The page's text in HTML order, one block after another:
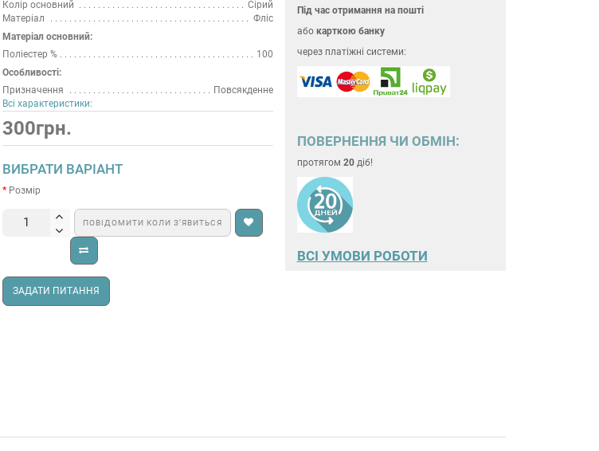
Колір основний
Сірий
Матеріал
Фліс
Матеріал основний:
Поліестер %
100
Особливості:
Призначення
Повсякденне
Всі характеристики:
300грн.
ВИБРАТИ ВАРІАНТ
Розмір
ПОВІДОМИТИ КОЛИ З’ЯВИТЬСЯ
ЗАДАТИ ПИТАННЯ
Під час отримання на пошті
або карткою банку
через платіжні системи:
ПОВЕРНЕННЯ ЧИ ОБМІН:
протягом 20діб!
ВСІ УМОВИ РОБОТИ